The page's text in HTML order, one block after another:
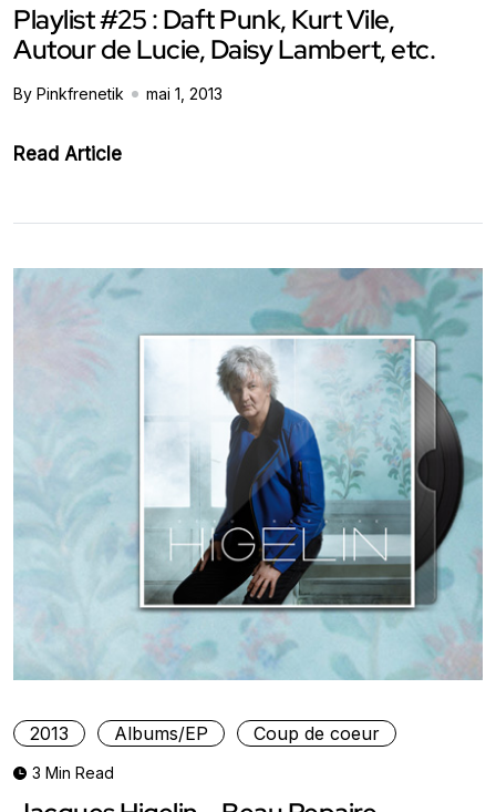
Playlist #25 : Daft Punk, Kurt Vile,
Autour de Lucie, Daisy Lambert, etc.
By Pinkfrenetik mai 1, 2013
Read Article
2013 Albums/EP Coup de coeur
3 Min Read